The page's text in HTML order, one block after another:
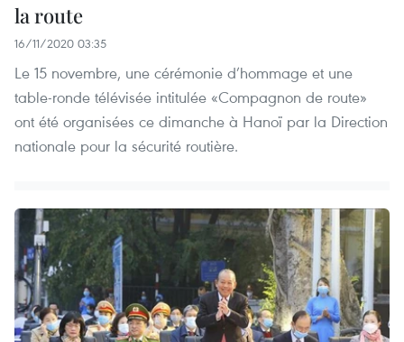
la route
16/11/2020 03:35
Le 15 novembre, une cérémonie d’hommage et une
table-ronde télévisée intitulée «Compagnon de route»
ont été organisées ce dimanche à Hanoï par la Direction
nationale pour la sécurité routière.